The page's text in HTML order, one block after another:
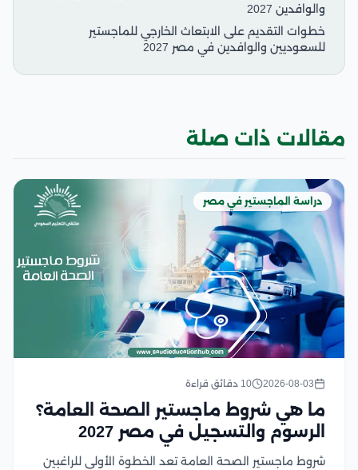
والوافدين 2027
خطوات التقديم على الابتعاث الخارجي للماجستير
للسعوديين والوافدين في مصر 2027
مقالات ذات صلة
دراسة الماجستير في مصر
2026-08-03 10 دقائق قراءة
ما هي شروط ماجستير الصحة العامة؟
الرسوم والتسجيل في مصر 2027
شروط ماجستير الصحة العامة تعد الخطوة الأولى للراغبين